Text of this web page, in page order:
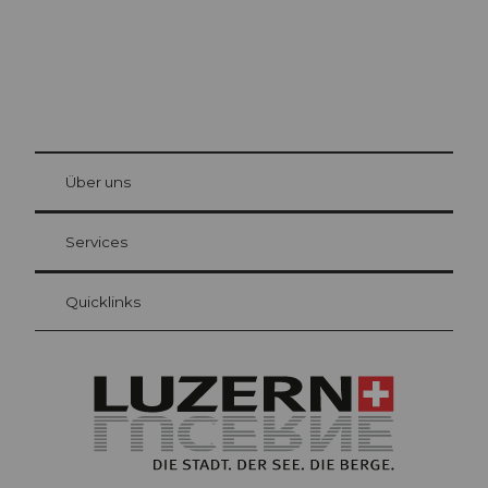
Gästekarte Luzern
Ihre Vorteile als Übernachtungsgast
at Bre
Über uns
Services
Quicklinks